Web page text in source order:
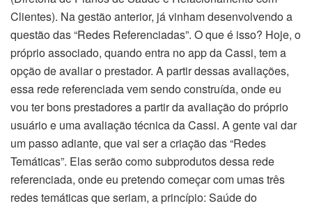
Clientes). Na gestão anterior, já vinham desenvolvendo a
questão das “Redes Referenciadas”. O que é isso? Hoje, o
próprio associado, quando entra no app da Cassi, tem a
opção de avaliar o prestador. A partir dessas avaliações,
essa rede referenciada vem sendo construída, onde eu
vou ter bons prestadores a partir da avaliação do próprio
usuário e uma avaliação técnica da Cassi. A gente vai dar
um passo adiante, que vai ser a criação das “Redes
Temáticas”. Elas serão como subprodutos dessa rede
referenciada, onde eu pretendo começar com umas três
redes temáticas que seriam, a princípio: Saúde do